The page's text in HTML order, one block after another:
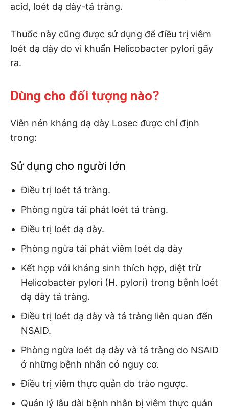
acid, loét dạ dày-tá tràng.
Thuốc này cũng được sử dụng để điều trị viêm
loét dạ dày do vi khuẩn Helicobacter pylori gây
ra.
Dùng cho đối tượng nào?
Viên nén kháng dạ dày Losec được chỉ định
trong:
Sử dụng cho người lớn
Điều trị loét tá tràng.
Phòng ngừa tái phát loét tá tràng.
Điều trị loét dạ dày.
Phòng ngừa tái phát viêm loét dạ dày
Kết hợp với kháng sinh thích hợp, diệt trừ
Helicobacter pylori (H. pylori) trong bệnh loét
dạ dày tá tràng.
Điều trị loét dạ dày và tá tràng liên quan đến
NSAID.
Phòng ngừa loét dạ dày và tá tràng do NSAID
ở những bệnh nhân có nguy cơ.
Điều trị viêm thực quản do trào ngược.
Quản lý lâu dài bệnh nhân bị viêm thực quản